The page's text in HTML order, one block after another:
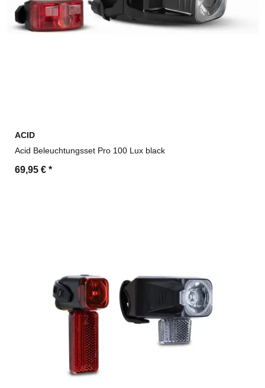
ACID
Acid Beleuchtungsset Pro 100 Lux black
69,95 € *